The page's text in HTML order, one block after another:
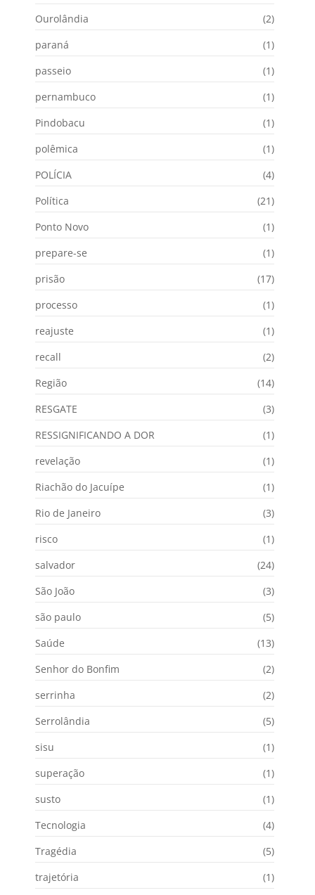
Ourolândia
(2)
paraná
(1)
passeio
(1)
pernambuco
(1)
Pindobacu
(1)
polêmica
(1)
POLÍCIA
(4)
Política
(21)
Ponto Novo
(1)
prepare-se
(1)
prisão
(17)
processo
(1)
reajuste
(1)
recall
(2)
Região
(14)
RESGATE
(3)
RESSIGNIFICANDO A DOR
(1)
revelação
(1)
Riachão do Jacuípe
(1)
Rio de Janeiro
(3)
risco
(1)
salvador
(24)
São João
(3)
são paulo
(5)
Saúde
(13)
Senhor do Bonfim
(2)
serrinha
(2)
Serrolândia
(5)
sisu
(1)
superação
(1)
susto
(1)
Tecnologia
(4)
Tragédia
(5)
trajetória
(1)